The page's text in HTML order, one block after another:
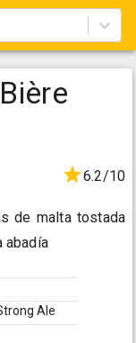
6.2/10
de malta tostada
abadía
Ale